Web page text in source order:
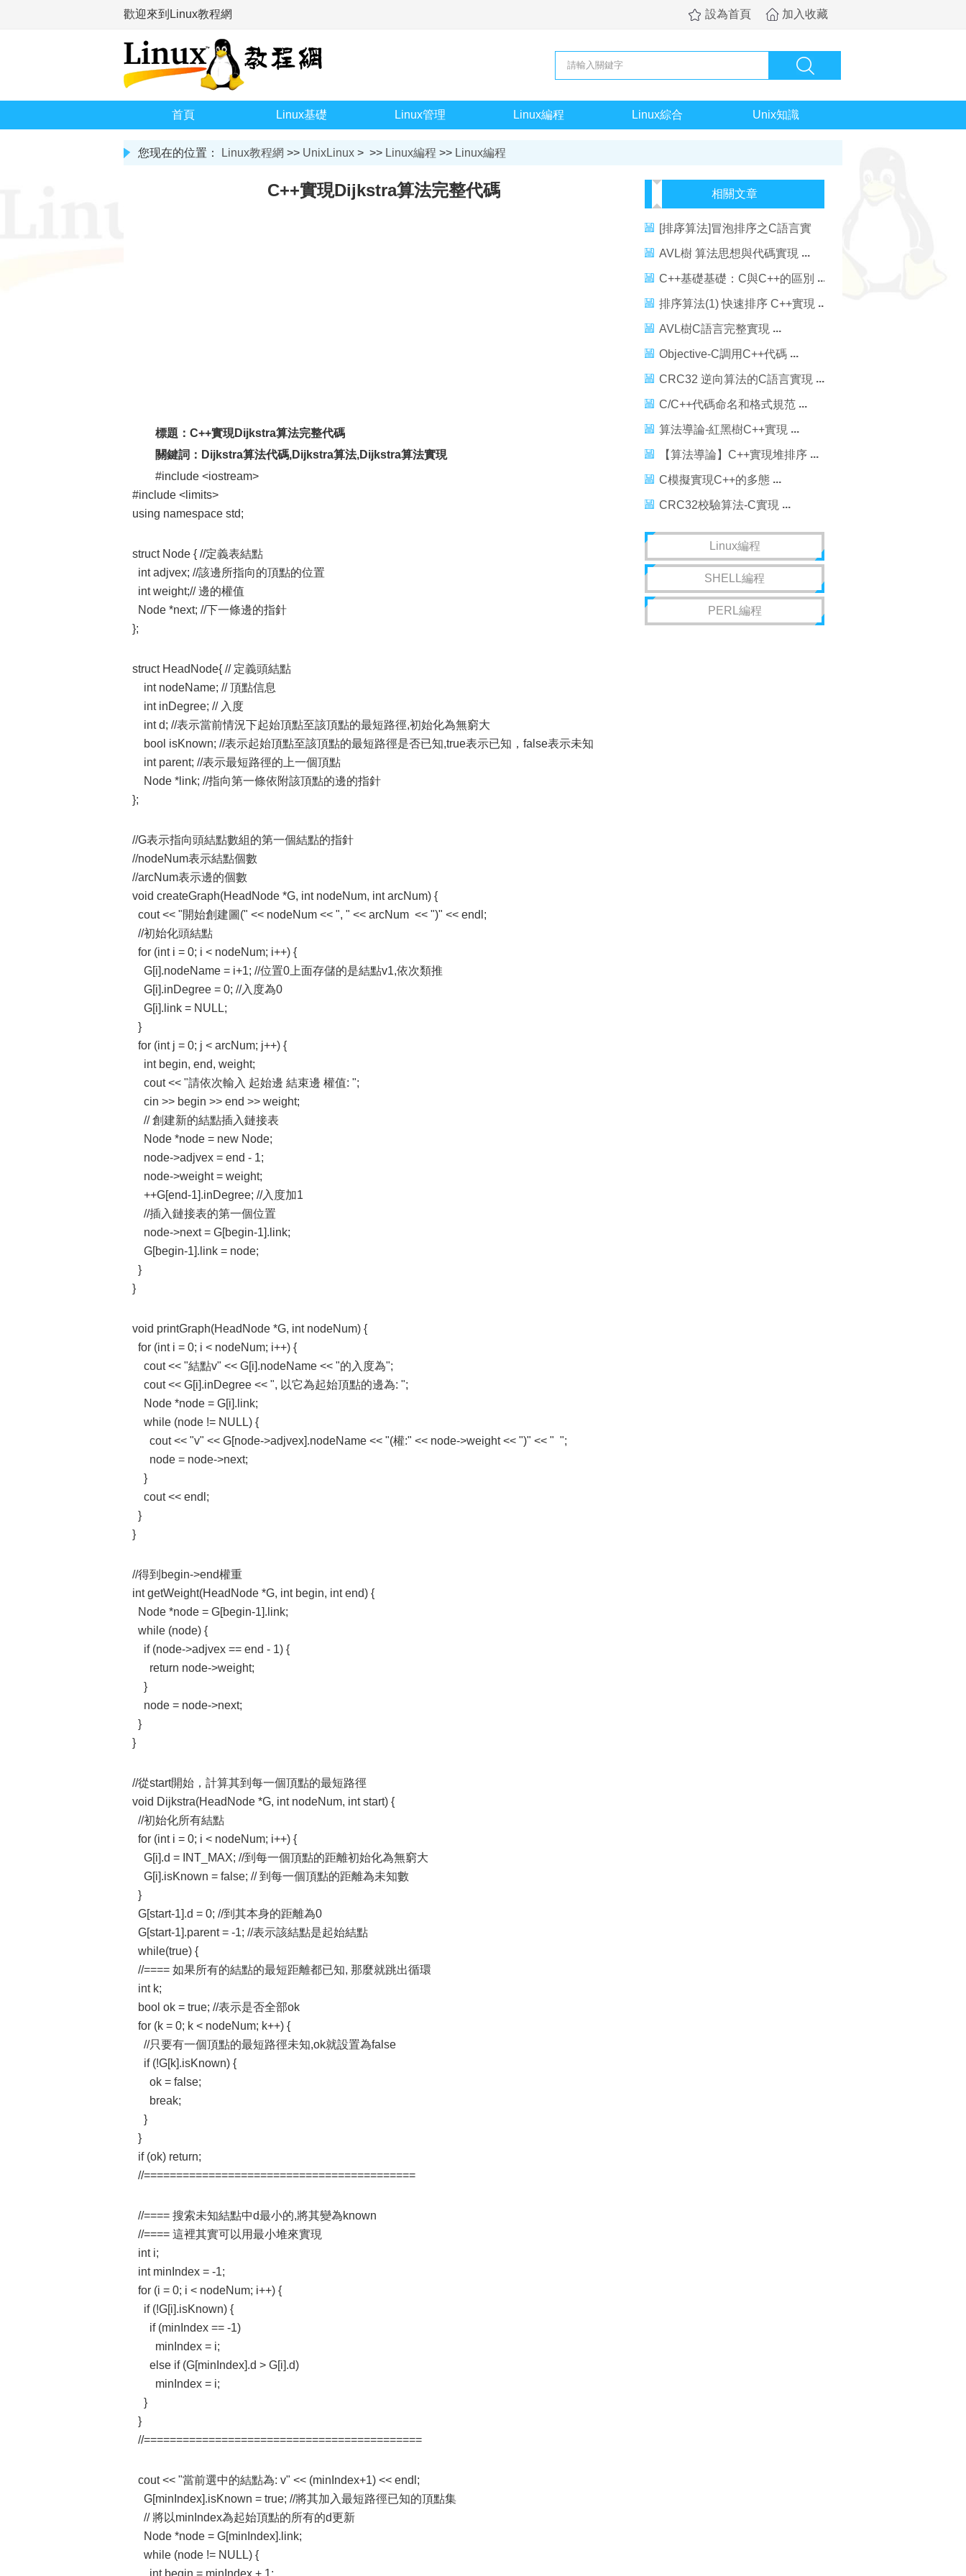
歡迎來到Linux教程網 設為首頁 加入收藏
首頁 Linux基礎 Linux管理 Linux編程 Linux綜合 Unix知識
您现在的位置： Linux教程網 >> UnixLinux > >> Linux編程 >> Linux編程
C++實現Dijkstra算法完整代碼
標題：C++實現Dijkstra算法完整代碼
關鍵詞：Dijkstra算法代碼,Dijkstra算法,Dijkstra算法實現
#include <iostream>
#include <limits>
using namespace std;
struct Node { //定義表結點
int adjvex; //該邊所指向的頂點的位置
int weight;// 邊的權值
Node *next; //下一條邊的指針
};
struct HeadNode{ // 定義頭結點
int nodeName; // 頂點信息
int inDegree; // 入度
int d; //表示當前情況下起始頂點至該頂點的最短路徑,初始化為無窮大
bool isKnown; //表示起始頂點至該頂點的最短路徑是否已知,true表示已知，false表示未知
int parent; //表示最短路徑的上一個頂點
Node *link; //指向第一條依附該頂點的邊的指針
};
//G表示指向頭結點數組的第一個結點的指針
//nodeNum表示結點個數
//arcNum表示邊的個數
void createGraph(HeadNode *G, int nodeNum, int arcNum) {
cout << "開始創建圖(" << nodeNum << ", " << arcNum << ")" << endl;
//初始化頭結點
for (int i = 0; i < nodeNum; i++) {
G[i].nodeName = i+1; //位置0上面存儲的是結點v1,依次類推
G[i].inDegree = 0; //入度為0
G[i].link = NULL;
}
for (int j = 0; j < arcNum; j++) {
int begin, end, weight;
cout << "請依次輸入 起始邊 結束邊 權值: ";
cin >> begin >> end >> weight;
// 創建新的結點插入鏈接表
Node *node = new Node;
node->adjvex = end - 1;
node->weight = weight;
++G[end-1].inDegree; //入度加1
//插入鏈接表的第一個位置
node->next = G[begin-1].link;
G[begin-1].link = node;
}
}
void printGraph(HeadNode *G, int nodeNum) {
for (int i = 0; i < nodeNum; i++) {
cout << "結點v" << G[i].nodeName << "的入度為";
cout << G[i].inDegree << ", 以它為起始頂點的邊為: ";
Node *node = G[i].link;
while (node != NULL) {
cout << "v" << G[node->adjvex].nodeName << "(權:" << node->weight << ")" << " ";
node = node->next;
}
cout << endl;
}
}
//得到begin->end權重
int getWeight(HeadNode *G, int begin, int end) {
Node *node = G[begin-1].link;
while (node) {
if (node->adjvex == end - 1) {
return node->weight;
}
node = node->next;
}
}
//從start開始，計算其到每一個頂點的最短路徑
void Dijkstra(HeadNode *G, int nodeNum, int start) {
//初始化所有結點
for (int i = 0; i < nodeNum; i++) {
G[i].d = INT_MAX; //到每一個頂點的距離初始化為無窮大
G[i].isKnown = false; // 到每一個頂點的距離為未知數
}
G[start-1].d = 0; //到其本身的距離為0
G[start-1].parent = -1; //表示該結點是起始結點
while(true) {
//==== 如果所有的結點的最短距離都已知, 那麼就跳出循環
int k;
bool ok = true; //表示是否全部ok
for (k = 0; k < nodeNum; k++) {
//只要有一個頂點的最短路徑未知,ok就設置為false
if (!G[k].isKnown) {
ok = false;
break;
}
}
if (ok) return;
//==========================================
//==== 搜索未知結點中d最小的,將其變為known
//==== 這裡其實可以用最小堆來實現
int i;
int minIndex = -1;
for (i = 0; i < nodeNum; i++) {
if (!G[i].isKnown) {
if (minIndex == -1)
minIndex = i;
else if (G[minIndex].d > G[i].d)
minIndex = i;
}
}
//===========================================
cout << "當前選中的結點為: v" << (minIndex+1) << endl;
G[minIndex].isKnown = true; //將其加入最短路徑已知的頂點集
// 將以minIndex為起始頂點的所有的d更新
Node *node = G[minIndex].link;
while (node != NULL) {
int begin = minIndex + 1;
相關文章
[排序算法]冒泡排序之C語言實
現
AVL樹 算法思想與代碼實現
C++基礎基礎：C與C++的區別
排序算法(1) 快速排序 C++實現
AVL樹C語言完整實現
Objective-C調用C++代碼
CRC32 逆向算法的C語言實現
C/C++代碼命名和格式規范
算法導論-紅黑樹C++實現
【算法導論】C++實現堆排序
C模擬實現C++的多態
CRC32校驗算法-C實現
Linux編程
SHELL編程
PERL編程